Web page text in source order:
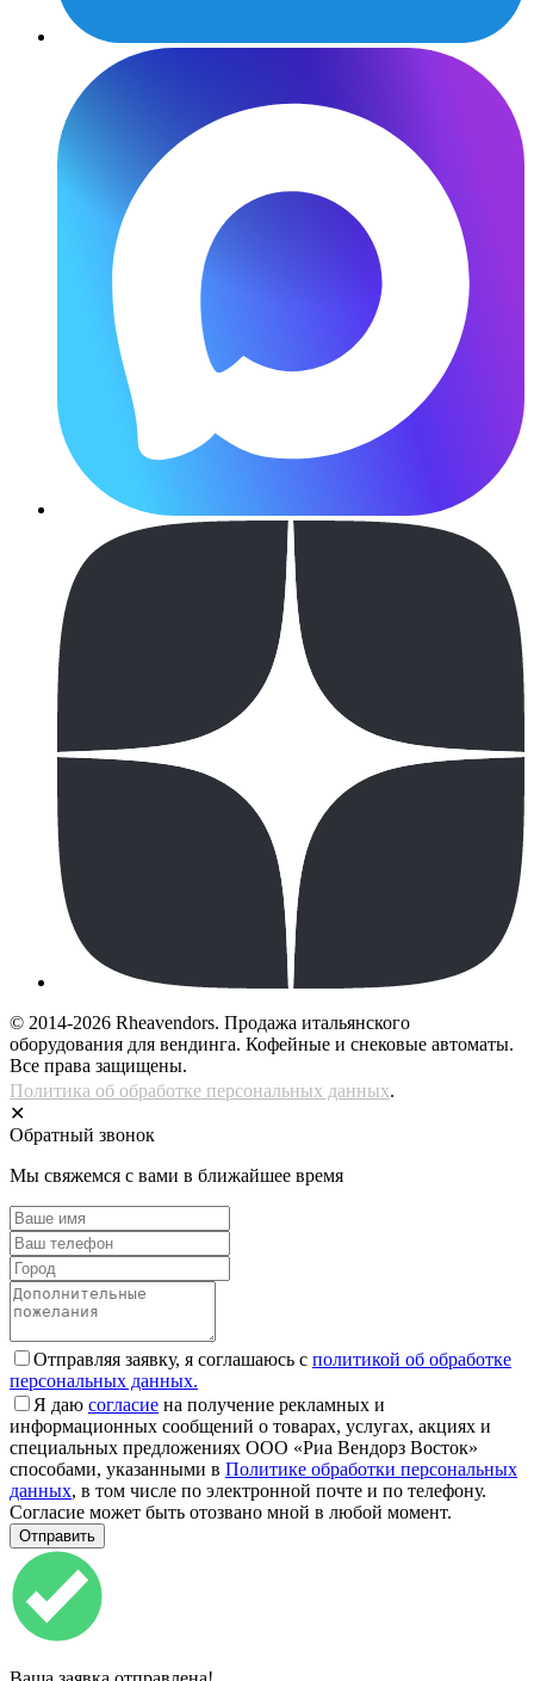
© 2014-2026 Rheavendors. Продажа итальянского
оборудования для вендинга. Кофейные и снековые автоматы.
Все права защищены.
Политика об обработке персональных данных.
✕
Обратный звонок
Мы свяжемся с вами в ближайшее время
Отправляя заявку, я соглашаюсь с политикой об обработке
персональных данных.
Я даю согласие на получение рекламных и
информационных сообщений о товарах, услугах, акциях и
специальных предложениях ООО «Риа Вендорз Восток»
способами, указанными в Политике обработки персональных
данных, в том числе по электронной почте и по телефону.
Согласие может быть отозвано мной в любой момент.